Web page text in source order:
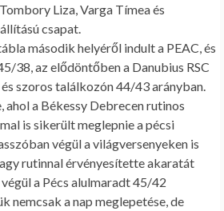
Liza, Varga Tímea és
csapat.
második helyéről indult a PEAC, és
38, az elődöntőben a Danubius RSC
szoros találkozón 44/43 arányban.
a Békessy Debrecen rutinos
is sikerült meglepnie a pécsi
végül a világversenyeken is
rutinnal érvényesítette akaratát
a Pécs alulmaradt 45/42
nemcsak a nap meglepetése, de